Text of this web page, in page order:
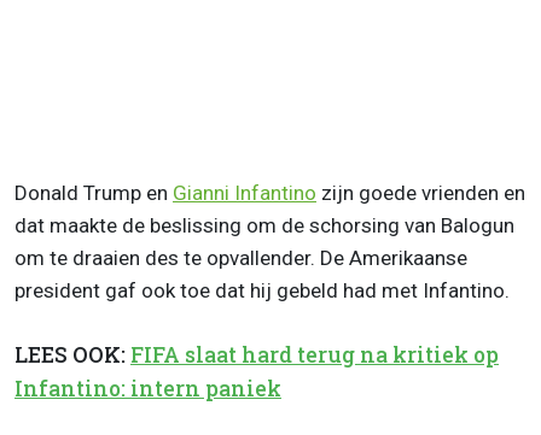
Donald Trump en Gianni Infantino zijn goede vrienden en
dat maakte de beslissing om de schorsing van Balogun
om te draaien des te opvallender. De Amerikaanse
president gaf ook toe dat hij gebeld had met Infantino.
LEES OOK: FIFA slaat hard terug na kritiek op
Infantino: intern paniek